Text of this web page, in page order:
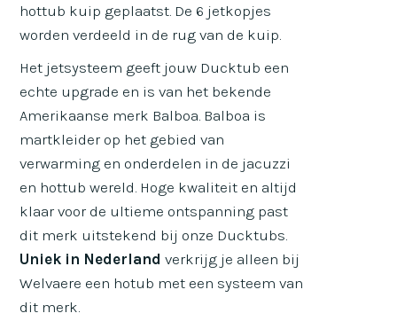
hottub kuip geplaatst. De 6 jetkopjes
worden verdeeld in de rug van de kuip.
Het jetsysteem geeft jouw Ducktub een
echte upgrade en is van het bekende
Amerikaanse merk Balboa. Balboa is
martkleider op het gebied van
verwarming en onderdelen in de jacuzzi
en hottub wereld. Hoge kwaliteit en altijd
klaar voor de ultieme ontspanning past
dit merk uitstekend bij onze Ducktubs.
Uniek in Nederland verkrijg je alleen bij
Welvaere een hotub met een systeem van
dit merk.